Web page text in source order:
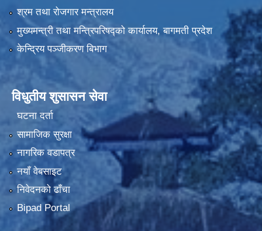
श्रम तथा रोजगार मन्त्रालय
मुख्यमन्त्री तथा मन्त्रिपरिषद्को कार्यालय, बागमती प्रदेश
केन्द्रिय पञ्जीकरण बिभाग
विधुतीय शुसासन सेवा
घटना दर्ता
सामाजिक सुरक्षा
नागरिक वडापत्र
नयाँ वेबसाइट
निवेदनको ढाँचा
Bipad Portal